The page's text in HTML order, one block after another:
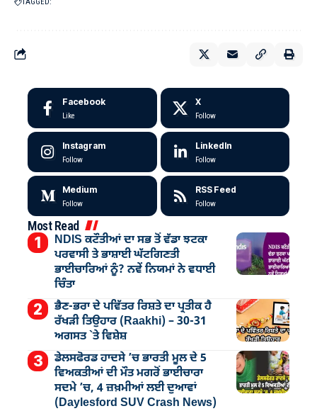
Facebook
Like
X
Follow
Instagram
Follow
LinkedIn
Follow
Medium
Follow
RSS Feed
Follow
Most Read
NDIS ਕਟੌਤੀਆਂ ਦਾ ਸਭ ਤੋਂ ਵੱਡਾ ਝਟਕਾ
ਪਰਵਾਸੀ ਤੇ ਭਾਸ਼ਾਈ ਘੱਟਗਿਣਤੀ
ਭਾਈਚਾਰਿਆਂ ਨੂੰ? ਨਵੇਂ ਨਿਯਮਾਂ ਨੇ ਵਧਾਈ
ਚਿੰਤਾ
ਭੈਣ-ਭਰਾ ਦੇ ਪਵਿੱਤਰ ਰਿਸ਼ਤੇ ਦਾ ਪ੍ਰਤੀਕ ਹੈ
ਰੱਖੜੀ ਤਿਉਹਾਰ (Raakhi) – 30-31
ਅਗਸਤ `ਤੇ ਵਿਸ਼ੇਸ਼
ਡੇਲਸਫੋਰਡ ਹਾਦਸੇ ’ਚ ਭਾਰਤੀ ਮੂਲ ਦੇ 5
ਵਿਅਕਤੀਆਂ ਦੀ ਮੌਤ ਮਗਰੋਂ ਭਾਈਚਾਰਾ
ਸਦਮੇ ’ਚ, 4 ਜ਼ਖ਼ਮੀਆਂ ਲਈ ਦੁਆਵਾਂ
(Daylesford SUV Crash News)